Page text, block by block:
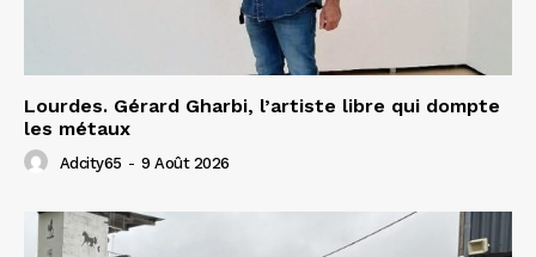
Lourdes. Gérard Gharbi, l’artiste libre qui dompte
les métaux
Adcity65 - 9 Août 2026